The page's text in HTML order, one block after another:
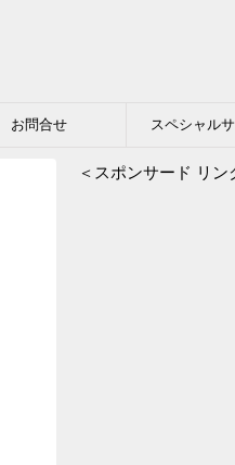
お問合せ スペシャル
＜スポンサード リン